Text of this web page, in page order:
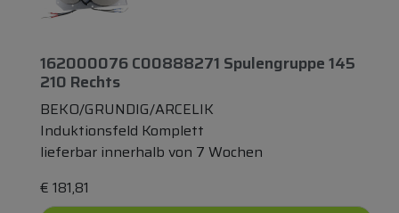
162000076 C00888271 Spulengruppe 145
210 Rechts
BEKO/GRUNDIG/ARCELIK
Induktionsfeld Komplett
lieferbar innerhalb von 7 Wochen
€ 181,81